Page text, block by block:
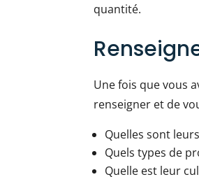
quantité.
Une fois que vous
renseigner et de
Quelles sont
Quels types de
Quelle est leur